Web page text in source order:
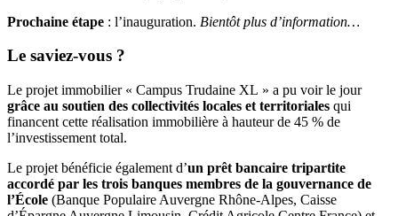
Prochaine étape : l’inauguration. Bientôt plus d’information…
Le saviez-vous ?
Le projet immobilier « Campus Trudaine XL » a pu voir le jour
grâce au soutien des collectivités locales et territoriales qui
financent cette réalisation immobilière à hauteur de 45 % de
l’investissement total.
Le projet bénéficie également d’un prêt bancaire tripartite
accordé par les trois banques membres de la gouvernance de
l’École (Banque Populaire Auvergne Rhône-Alpes, Caisse